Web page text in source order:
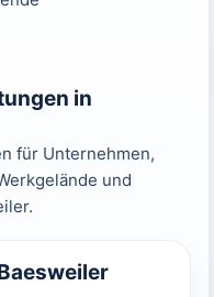
in
für Unternehmen,
und